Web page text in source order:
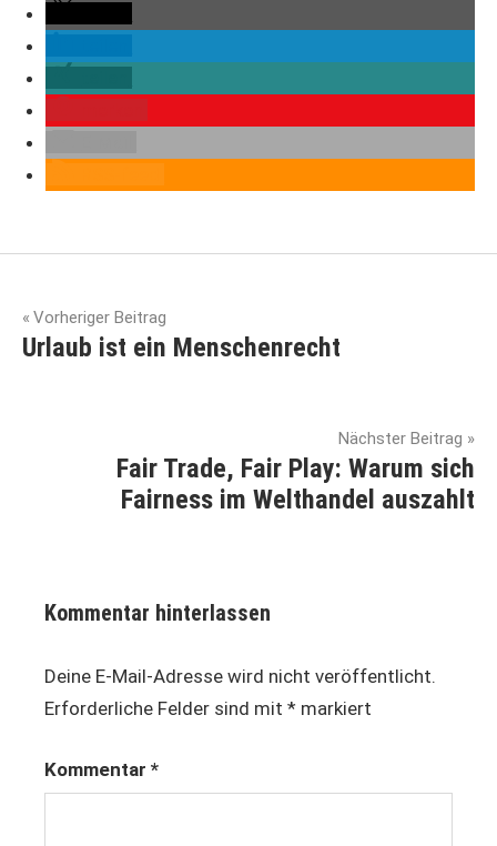
Vorheriger Beitrag
Urlaub ist ein Menschenrecht
Nächster Beitrag
Fair Trade, Fair Play: Warum sich
Fairness im Welthandel auszahlt
Kommentar hinterlassen
Deine E-Mail-Adresse wird nicht veröffentlicht.
Erforderliche Felder sind mit * markiert
Kommentar *